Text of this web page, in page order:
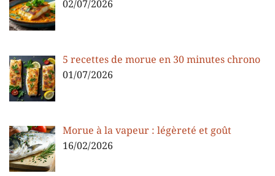
02/07/2026
5 recettes de morue en 30 minutes chrono
01/07/2026
Morue à la vapeur : légèreté et goût
16/02/2026